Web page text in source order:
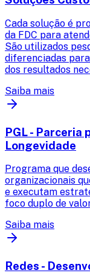
Cada solução é
da FDC para
São utilizados
diferenciadas
dos resultados
Saiba mais
PGL - Parceria
Longevidade
Programa que
organizacionais
e executam
foco duplo de
Saiba mais
Redes -